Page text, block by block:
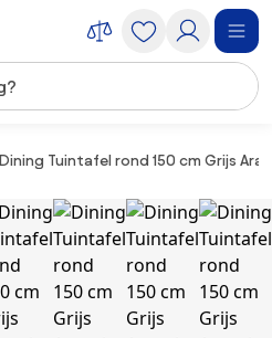
Dining Tuintafel rond 150 cm Grijs